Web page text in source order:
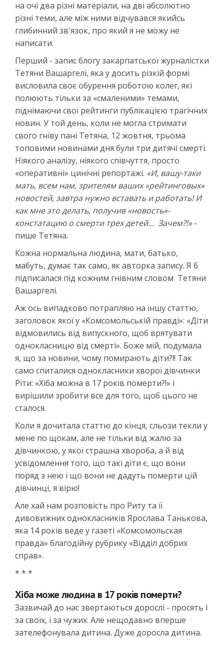
на очі два різні матеріали, на дві абсолютно
різні теми, але між ними відчувався якийсь
глибинний зв'язок, про який я не можу не
написати.
Перший - запис блогу закарпатської журналістки
Тетяни Вашаргелі, яка у досить різкій формі
висловила своє обурення роботою колег, які
полюють тільки за «смаленими» темами,
піднімаючи свої рейтинги публікацією трагічних
новин. У той день, коли не могла стримати
свого гніву пані Тетяна, 12 жовтня, трьома
топовими новинами дня були три дитячі смерті.
Ніякого аналізу, ніякого співчуття, просто
«оперативні» цинічні репортажі. «И, вашу-таки
мать, всем нам, зрителям ваших «рейтинговых»
новостей, завтра нужно вставать и работать! И
как мне это делать, получив «новость»-
констатацию о смерти трех детей… Зачем?!»-
пише Тетяна.
Кожна нормальна людина, мати, батько,
мабуть, думає так само, як авторка запису. Я б
підписалася під кожним гнівним словом Тетяни
Вашаргелі.
Аж ось випадково потрапляю на іншу статтю,
заголовок якої у «Комсомольській правді»: «Діти
відмовились від випускного, щоб врятувати
однокласницю від смерті». Боже мій, подумала
я, що за новини, чому помирають діти?!! Так
само спиталися однокласники хворої дівчинки
Ріти: «Хіба можна в 17 років померти?!» і
вирішили зробити все для того, щоб цього не
сталося.
Коли я дочитала статтю до кінця, сльози текли у
мене по щокам, але не тільки від жалю за
дівчинкою, у якої страшна хвороба, а й від
усвідомлення того, що такі діти є, що вони
поряд з нею і що вони не дадуть померти цій
дівчинці, я вірю!
Але хай нам розповість про Риту та її
дивовижних однокласників Ярослава Танькова,
яка 14 років веде у газеті «Комсомольская
правда» благодійну рубрику «Відділ добрих
справ».
* * *
Хіба може людина в 17 років померти?
Зазвичай до нас звертаються дорослі - просять і
за своїх, і за чужих. Але нещодавно вперше
зателефонувала дитина. Дуже доросла дитина.